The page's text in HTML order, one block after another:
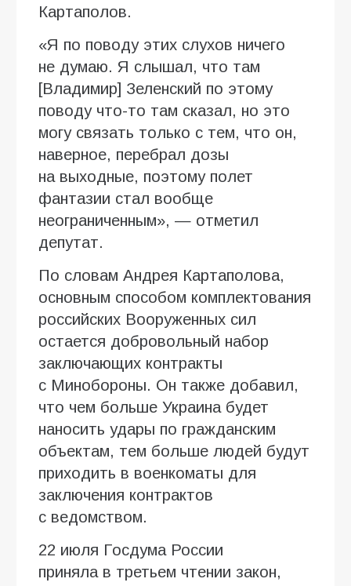
Картаполов.
«Я по поводу этих слухов ничего
не думаю. Я слышал, что там
[Владимир] Зеленский по этому
поводу что-то там сказал, но это
могу связать только с тем, что он,
наверное, перебрал дозы
на выходные, поэтому полет
фантазии стал вообще
неограниченным», — отметил
депутат.
По словам Андрея Картаполова,
основным способом комплектования
российских Вооруженных сил
остается добровольный набор
заключающих контракты
с Минобороны. Он также добавил,
что чем больше Украина будет
наносить удары по гражданским
объектам, тем больше людей будут
приходить в военкоматы для
заключения контрактов
с ведомством.
22 июля Госдума России
приняла в третьем чтении закон,